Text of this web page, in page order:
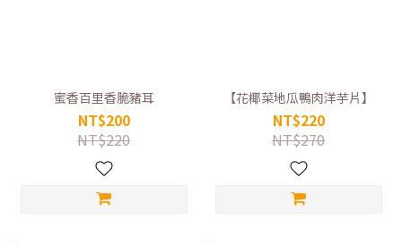
蜜香百里香脆豬耳
NT$200
NT$220
【花椰菜地瓜鴨肉洋芋片】
NT$220
NT$270